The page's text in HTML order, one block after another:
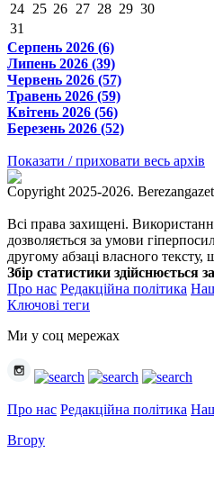
24 25 26 27 28 29 30
31
Серпень 2026 (6)
Липень 2026 (39)
Червень 2026 (57)
Травень 2026 (59)
Квітень 2026 (56)
Березень 2026 (52)
Показати / приховати весь архів
Copyright 2025-2026.
Всі права захищені.
дозволяється за умови
другому абзаці власного тексту,
Збір статистики здійснюється
Про нас Редакційна політика
Ключові теги
Ми у соц мережах
Про нас Редакційна політика
Вгору